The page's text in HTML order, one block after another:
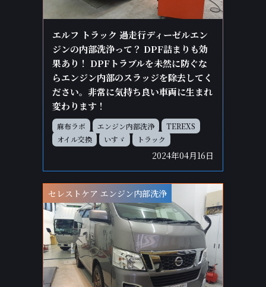
エルフ トラック 過走行ディーゼルエン
ジンの内部洗浄って？ DPF詰まりも効
果あり！ DPFトラブルを未然に防ぐな
らエンジン内部のスラッジを除去してく
ださい。非常に気持ち良い車両に生まれ
変わります！
麻布ラボ エンジン内部洗浄
TEREXS
オイル交換
いすゞ トラック
2024年04月16日
セレストケア エンジン内部洗浄